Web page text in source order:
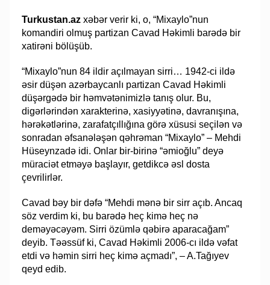
Turkustan.az xəbər verir ki, o, “Mixaylo”nun
komandiri olmuş partizan Cavad Həkimli barədə bir
xatirəni bölüşüb.
“Mixaylo”nun 84 ildir açılmayan sirri… 1942-ci ildə
əsir düşən azərbaycanlı partizan Cavad Həkimli
düşərgədə bir həmvətənimizlə tanış olur. Bu,
digərlərindən xarakterinə, xasiyyətinə, davranışına,
hərəkətlərinə, zarafatçıllığına görə xüsusi seçilən və
sonradan əfsanələşən qəhrəman “Mixaylo” – Mehdi
Hüseynzadə idi. Onlar bir-birinə “əmioğlu” deyə
müraciət etməyə başlayır, getdikcə əsl dosta
çevrilirlər.
Cavad bəy bir dəfə “Mehdi mənə bir sirr açıb. Ancaq
söz verdim ki, bu barədə heç kimə heç nə
deməyəcəyəm. Sirri özümlə qəbirə aparacağam”
deyib. Təəssüf ki, Cavad Həkimli 2006-cı ildə vəfat
etdi və həmin sirri heç kimə açmadı”, – A.Tağıyev
qeyd edib.